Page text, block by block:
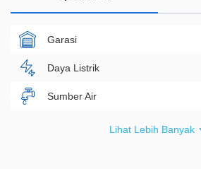
Garasi
Daya Listrik
Sumber Air
Lihat Lebih Banyak